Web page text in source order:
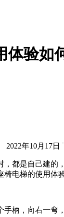
体验如
2022年10月17日
都是自己建的
电梯的使用体
柄，向右一弯